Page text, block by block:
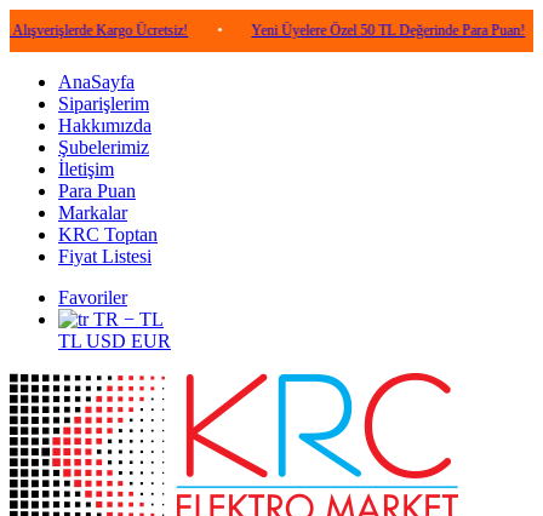
Kargo Ücretsiz! • Yeni Üyelere Özel 50 TL Değerinde Para Puan! •
AnaSayfa
Siparişlerim
Hakkımızda
Şubelerimiz
İletişim
Para Puan
Markalar
KRC Toptan
Fiyat Listesi
Favoriler
TR − TL
TL USD EUR